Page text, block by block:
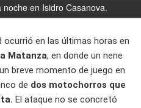
en Isidro Casanova.
ocurrió en las últimas horas en
Matanza, en donde un nene
breve momento de juego en
de dos motochorros que
El ataque no se concretó